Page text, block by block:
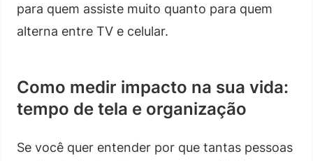
para quem assiste muito quanto para quem
alterna entre TV e celular.
Como medir impacto na sua vida:
tempo de tela e organização
Se você quer entender por que tantas pessoas